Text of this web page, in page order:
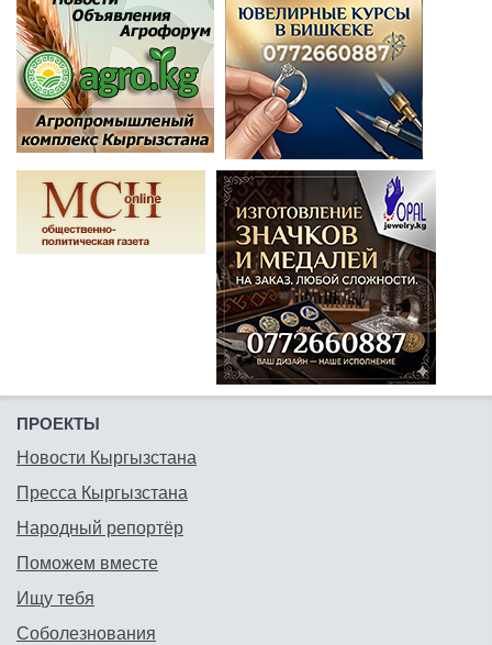
ПРОЕКТЫ
Новости Кыргызстана
Пресса Кыргызстана
Народный репортёр
Поможем вместе
Ищу тебя
Соболезнования